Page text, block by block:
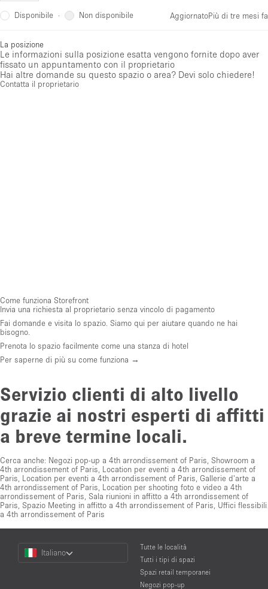
Disponibile · Non disponibile AggiornatoPiù di tre mesi fa
La posizione
Le informazioni sulla posizione esatta vengono fornite dopo aver
fissato un appuntamento con il proprietario
Hai altre domande su questo spazio o area? Devi solo chiedere!
Contatta il proprietario
Come funziona Storefront
Invia una richiesta al proprietario senza vincolo di pagamento
Fai domande e visita lo spazio. Siamo qui per aiutare quando ne hai
bisogno.
Prenota lo spazio facilmente come una stanza di hotel
Per saperne di più su come funziona →
Servizio clienti di alto livello
grazie ai nostri esperti di affitti
a breve termine locali.
Cerca anche: Negozi pop-up a 4th arrondissement of Paris Showroom a
4th arrondissement of Paris Location per eventi a 4th arrondissement of
Paris Location per eventi a 4th arrondissement of Paris Gallerie d'arte a
4th arrondissement of Paris Location per shooting foto e video a 4th
arrondissement of Paris Sala riunioni in affitto a 4th arrondissement of
Paris Spazio Meeting in affitto a 4th arrondissement of Paris Uffici flessibili
a 4th arrondissement of Paris
Choose
Language
Italiano
Tutte le località
Tutti i tipi di spazi
Spazi retail temporanei
Negozi pop-up